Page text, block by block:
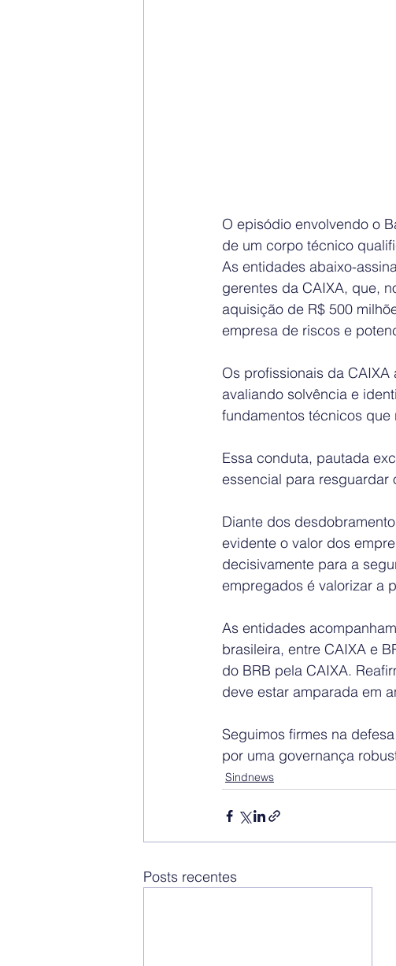
O episódio envolvendo o
de um corpo técnico
As entidades abaixo-
gerentes da CAIXA, que,
aquisição de R$ 500
empresa de riscos e
Os profissionais da
avaliando solvência e
fundamentos técnicos
Essa conduta, pautada
essencial para resguardar
Diante dos
evidente o valor dos
decisivamente para a
empregados é valorizar a
As entidades
brasileira, entre CAIXA e
do BRB pela CAIXA.
deve estar amparada em
Seguimos firmes na
por uma governança
Sindnews
Posts recentes